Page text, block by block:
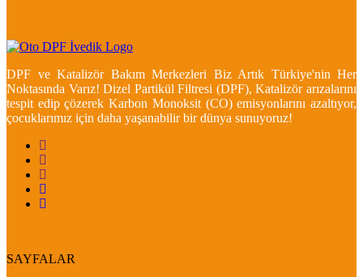
DPF ve Katalizör Bakım Merkezleri Biz Artık Türkiye'nin Her
Noktasında Varız! Dizel Partikül Filtresi (DPF), Katalizör arızalarını
tespit edip çözerek Karbon Monoksit (CO) emisyonlarını azaltıyor,
çocuklarımız için daha yaşanabilir bir dünya sunuyoruz!
SAYFALAR